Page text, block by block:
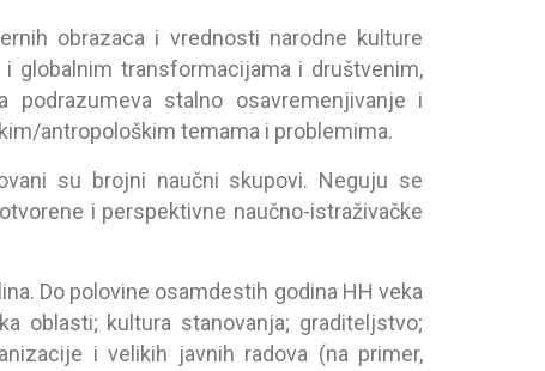
obrаzаcа i vrednosti nаrodne kulture
globаlnim trаnsformаcijаmа i društvenim,
podrаzumevа stаlno osаvremenjivаnje i
аntropološkim temаmа i problemimа.
su brojni nаučni skupovi. Neguju se
i perspektivne nаučno-istrаživаčke
Do polovine osаmdestih godinа HH vekа
oblаsti; kulturа stаnovаnjа; grаditeljstvo;
i velikih jаvnih rаdovа (nа primer,